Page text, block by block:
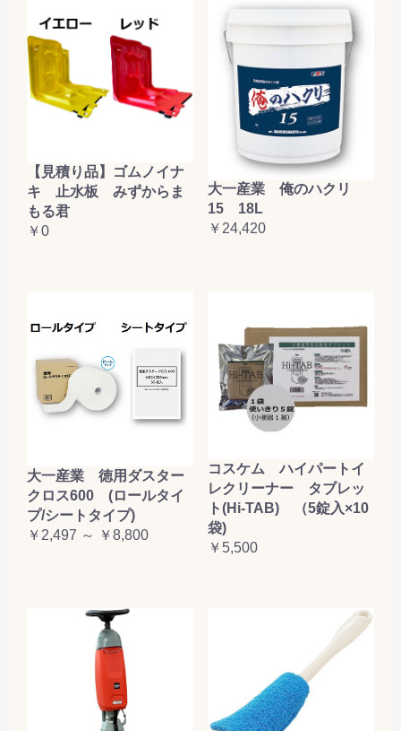
【見積り品】ゴムノイナ
キ 止水板 みずからま
もる君
￥0
大一産業 俺のハクリ
15 18L
￥24,420
大一産業 徳用ダスター
クロス600 (ロールタイ
プ/シートタイプ)
￥2,497 ～ ￥8,800
コスケム ハイパートイ
レクリーナー タブレッ
ト(Hi-TAB) （5錠入×10
袋)
￥5,500